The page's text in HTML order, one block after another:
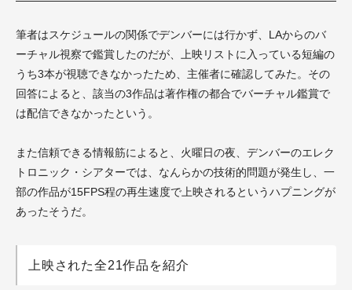
筆者はスケジュールの関係でデンバーには行かず、LAからのバ
ーチャル視察で鑑賞したのだが、上映リストに入っている短編の
うち3本が視聴できなかったため、主催者に確認してみた。その
回答によると、該当の3作品は著作権の都合でバーチャル鑑賞で
は配信できなかったという。
また信頼できる情報筋によると、火曜日の夜、デンバーのエレク
トロニック・シアターでは、なんらかの技術的問題が発生し、一
部の作品が15FPS程の再生速度で上映されるというハプニングが
あったそうだ。
上映された全21作品を紹介